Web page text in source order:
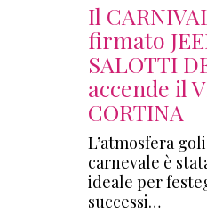
Il
firmato
SALOTTI
accende il
CORTINA
L’atmosfera
carnevale è
ideale per
successi…